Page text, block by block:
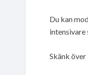
Du kan
intensivare
Skänk